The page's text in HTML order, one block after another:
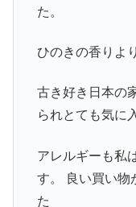
た。
ひのきの香りよ
古き好き日本の
られとても気に
アレルギーも私
す。 良い買い物
た